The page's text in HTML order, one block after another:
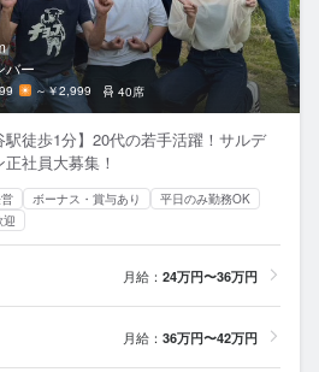
バー
～￥2,999 40席
駅徒歩1分】20代の若手活躍！サルデ
社員大募集！
ボーナス・賞与あり
平日のみ勤務OK
迎
月給： 24万円〜36万円
月給： 36万円〜42万円